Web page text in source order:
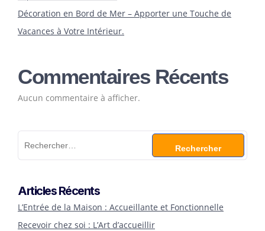
Décoration en Bord de Mer – Apporter une Touche de
Vacances à Votre Intérieur.
Commentaires Récents
Aucun commentaire à afficher.
Articles Récents
L’Entrée de la Maison : Accueillante et Fonctionnelle
Recevoir chez soi : L’Art d’accueillir